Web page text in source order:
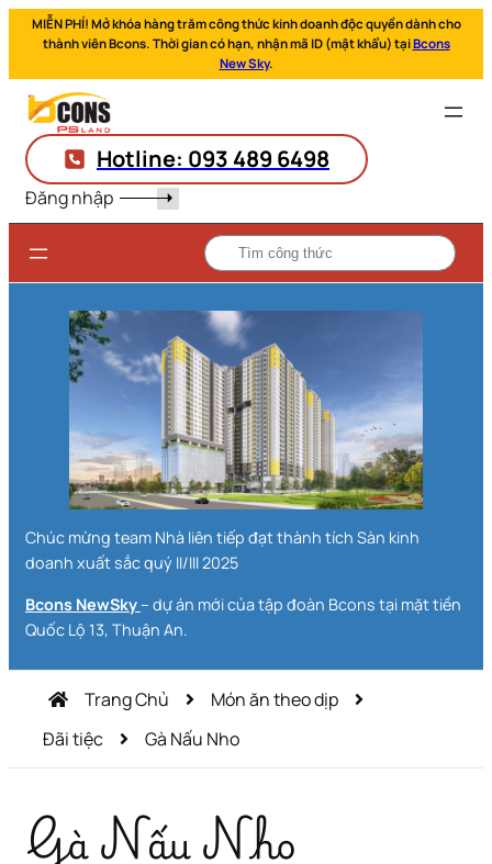
MIỄN PHÍ! Mở khóa hàng trăm công thức kinh doanh độc quyền dành cho
thành viên Bcons. Thời gian có hạn, nhận mã ID (mật khẩu) tạiBcons
New Sky.
Hotline: 093 489 6498
Đăng nhập
Chúc mừng team Nhà liên tiếp đạt thành tích Sàn kinh
doanh xuất sắc quý II/III 2025
Bcons NewSky– dự án mới của tập đoàn Bcons tại mặt tiền
Quốc Lộ 13, Thuận An.
Trang Chủ
Món ăn theo dịp
Đãi tiệc
Gà Nấu Nho
Gà Nấu Nho